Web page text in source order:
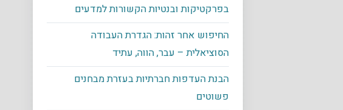
בפרקטיקות ובנטיות הקשורות למדעים
החיפוש אחר זהות: הגדרת העבודה
הסוציאלית – עבר, הווה, עתיד
הבנת העדפות חברתיות בעזרת מבחנים
פשוטים